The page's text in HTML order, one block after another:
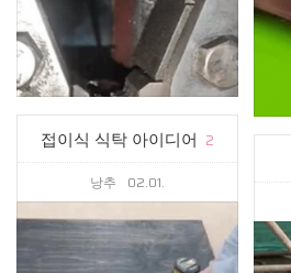
접이식 식탁 아이디어 2
낭추 02.01.